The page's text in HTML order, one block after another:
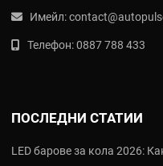
Имейл:
Телефон:0887 788 433
ПОСЛЕДНИ СТАТИИ
LED барове за кола 2026: